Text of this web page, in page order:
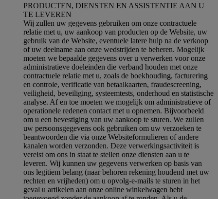
PRODUCTEN, DIENSTEN EN ASSISTENTIE AAN U
TE LEVEREN
Wij zullen uw gegevens gebruiken om onze contractuele
relatie met u, uw aankoop van producten op de Website, uw
gebruik van de Website, eventuele latere hulp na de verkoop
of uw deelname aan onze wedstrijden te beheren. Mogelijk
moeten we bepaalde gegevens over u verwerken voor onze
administratieve doeleinden die verband houden met onze
contractuele relatie met u, zoals de boekhouding, facturering
en controle, verificatie van betaalkaarten, fraudescreening,
veiligheid, beveiliging, systeemtests, onderhoud en statistische
analyse. Af en toe moeten we mogelijk om administratieve of
operationele redenen contact met u opnemen. Bijvoorbeeld
om u een bevestiging van uw aankoop te sturen. We zullen
uw persoonsgegevens ook gebruiken om uw verzoeken te
beantwoorden die via onze Websiteformulieren of andere
kanalen worden verzonden. Deze verwerkingsactiviteit is
vereist om ons in staat te stellen onze diensten aan u te
leveren. Wij kunnen uw gegevens verwerken op basis van
ons legitiem belang (naar behoren rekening houdend met uw
rechten en vrijheden) om u opvolg-e-mails te sturen in het
geval u artikelen aan onze online winkelwagen hebt